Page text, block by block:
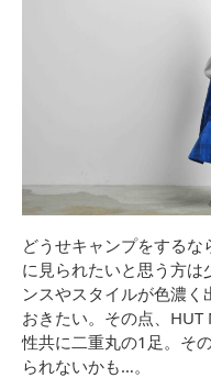
どうせキャンプをするな
に見られたいと思う方
ンスやスタイルが色濃
おきたい。その点、
性共に二重丸の1足。そ
られないかも…。